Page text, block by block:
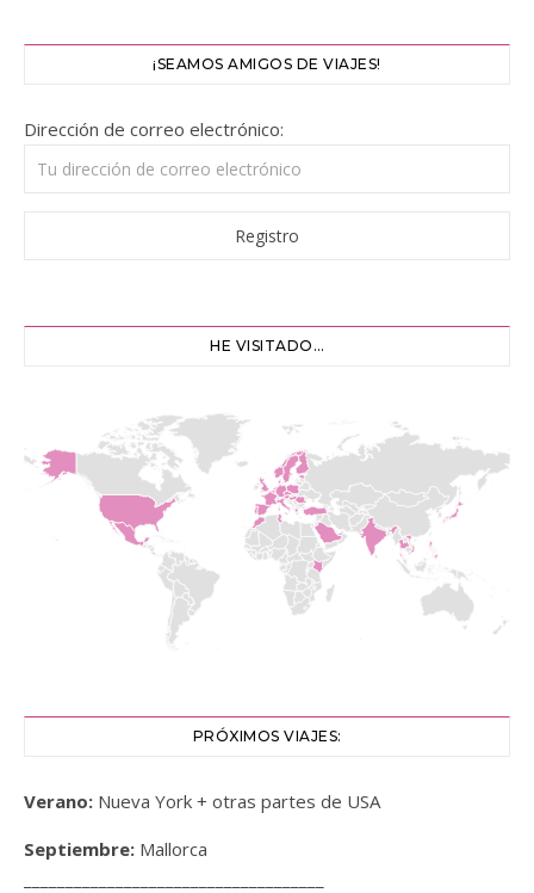
¡SEAMOS AMIGOS DE VIAJES!
Dirección de correo electrónico:
HE VISITADO…
PRÓXIMOS VIAJES:
Verano: Nueva York + otras partes de USA
Septiembre: Mallorca